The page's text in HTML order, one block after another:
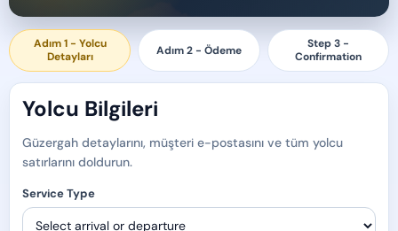
Adım 1 - Yolcu
Detayları
Adım 2 - Ödeme
Step 3 -
Confirmation
Yolcu Bilgileri
Güzergah detaylarını, müşteri e-postasını ve tüm yolcu
satırlarını doldurun.
Service Type